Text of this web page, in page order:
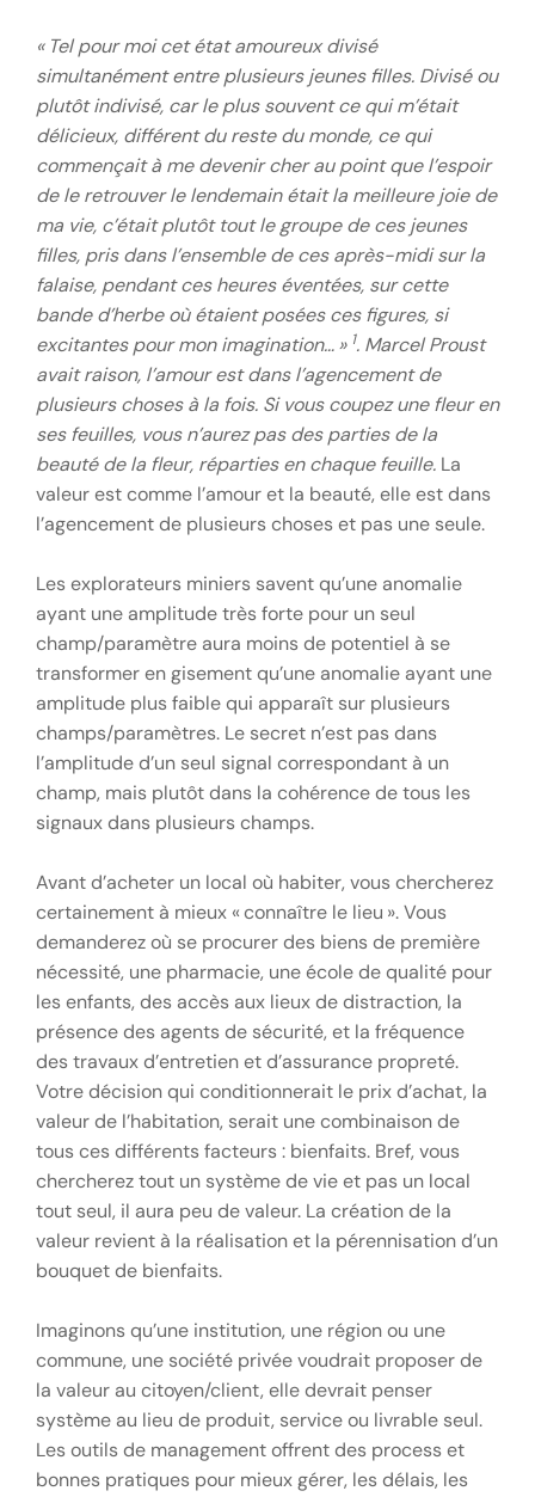
« Tel pour moi cet état amoureux divisé
simultanément entre plusieurs jeunes filles. Divisé ou
plutôt indivisé, car le plus souvent ce qui m’était
délicieux, différent du reste du monde, ce qui
commençait à me devenir cher au point que l’espoir
de le retrouver le lendemain était la meilleure joie de
ma vie, c’était plutôt tout le groupe de ces jeunes
filles, pris dans l’ensemble de ces après-midi sur la
falaise, pendant ces heures éventées, sur cette
bande d’herbe où étaient posées ces figures, si
excitantes pour mon imagination… » 1. Marcel Proust
avait raison, l’amour est dans l’agencement de
plusieurs choses à la fois. Si vous coupez une fleur en
ses feuilles, vous n’aurez pas des parties de la
beauté de la fleur, réparties en chaque feuille. La
valeur est comme l’amour et la beauté, elle est dans
l’agencement de plusieurs choses et pas une seule.
Les explorateurs miniers savent qu’une anomalie
ayant une amplitude très forte pour un seul
champ/paramètre aura moins de potentiel à se
transformer en gisement qu’une anomalie ayant une
amplitude plus faible qui apparaît sur plusieurs
champs/paramètres. Le secret n’est pas dans
l’amplitude d’un seul signal correspondant à un
champ, mais plutôt dans la cohérence de tous les
signaux dans plusieurs champs.
Avant d’acheter un local où habiter, vous chercherez
certainement à mieux « connaître le lieu ». Vous
demanderez où se procurer des biens de première
nécessité, une pharmacie, une école de qualité pour
les enfants, des accès aux lieux de distraction, la
présence des agents de sécurité, et la fréquence
des travaux d’entretien et d’assurance propreté.
Votre décision qui conditionnerait le prix d’achat, la
valeur de l’habitation, serait une combinaison de
tous ces différents facteurs : bienfaits. Bref, vous
chercherez tout un système de vie et pas un local
tout seul, il aura peu de valeur. La création de la
valeur revient à la réalisation et la pérennisation d’un
bouquet de bienfaits.
Imaginons qu’une institution, une région ou une
commune, une société privée voudrait proposer de
la valeur au citoyen/client, elle devrait penser
système au lieu de produit, service ou livrable seul.
Les outils de management offrent des process et
bonnes pratiques pour mieux gérer, les délais, les